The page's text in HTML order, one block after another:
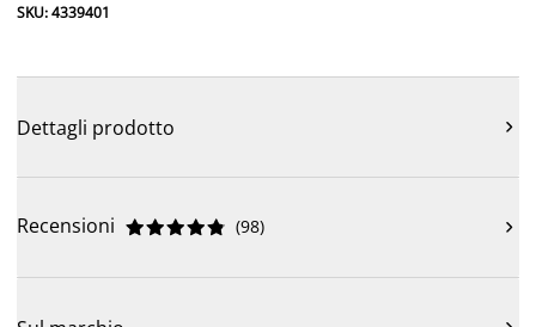
SKU: 4339401
Dettagli prodotto 
Recensioni 




 (98) 